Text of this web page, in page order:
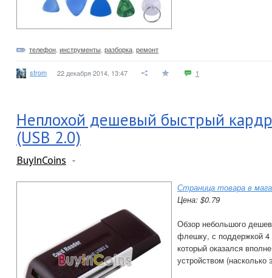
телефон инструменты разборка ремонт
strom 22 декабря 2014, 13:47 1
Неплохой дешевый быстрый
(USB 2.0)
BuyInCoins
Страница товара в
Цена: $0.79
Обзор небольшого
флешку, с поддержкой 4
который оказался
устройством